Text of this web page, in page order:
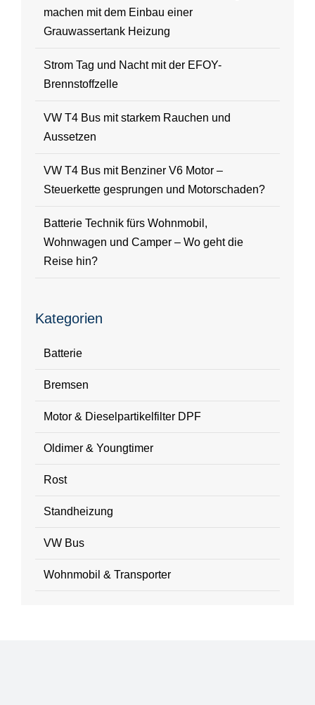
machen mit dem Einbau einer
Grauwassertank Heizung
Strom Tag und Nacht mit der EFOY-
Brennstoffzelle
VW T4 Bus mit starkem Rauchen und
Aussetzen
VW T4 Bus mit Benziner V6 Motor –
Steuerkette gesprungen und Motorschaden?
Batterie Technik fürs Wohnmobil,
Wohnwagen und Camper – Wo geht die
Reise hin?
Kategorien
Batterie
Bremsen
Motor & Dieselpartikelfilter DPF
Oldimer & Youngtimer
Rost
Standheizung
VW Bus
Wohnmobil & Transporter